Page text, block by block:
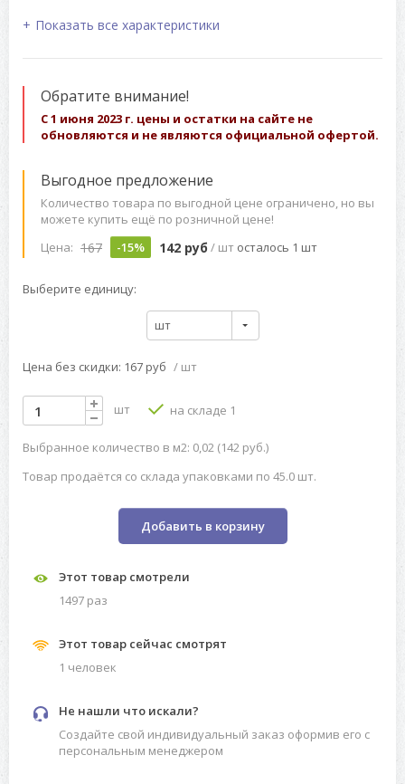
Показать все характеристики
Обратите внимание!
С 1 июня 2023 г. цены и остатки на сайте не
обновляются и не являются официальной офертой.
Выгодное предложение
Количество товара по выгодной цене ограничено, но вы
можете купить ещё по розничной цене!
Цена: 167 -15% 142 руб / шт осталось 1 шт
Выберите единицу:
шт
Цена без скидки: 167 руб / шт
шт на складе 1
Выбранное количество в м2: 0,02 (142 руб.)
Товар продаётся со склада упаковками по 45.0 шт.
Добавить в корзину
Этот товар смотрели
1497 раз
Этот товар сейчас смотрят
1 человек
Не нашли что искали?
Создайте свой индивидуальный заказ оформив его с
персональным менеджером